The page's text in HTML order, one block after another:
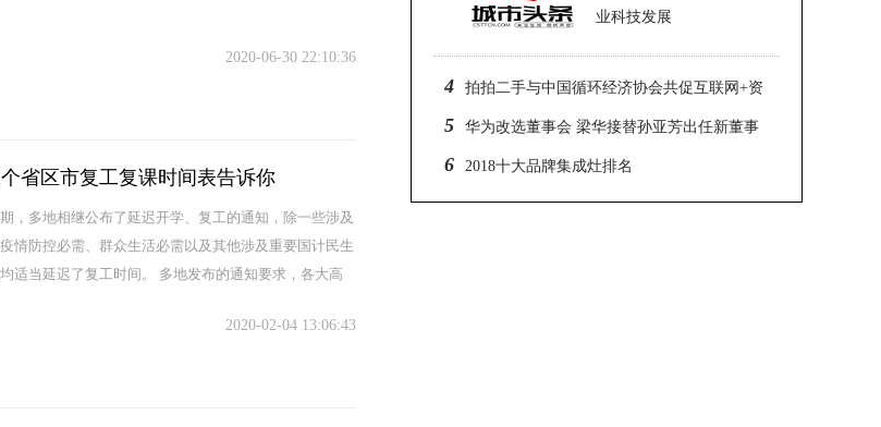
2020-06-30 22:10:36
省区市复工复课时间表告诉你
，多地相继公布了延迟开学、复工的通知，除一些涉及
情防控必需、群众生活必需以及其他涉及重要国计民生
适当延迟了复工时间。 多地发布的通知要求，各大高
2020-02-04 13:06:43
业科技发展
4 拍拍二手与中国循环经济协会共促互联网+资
源循环利用
5 华为改选董事会 梁华接替孙亚芳出任新董事
长
6 2018十大品牌集成灶排名